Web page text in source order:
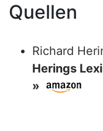
Quellen
Richard
Herings
»